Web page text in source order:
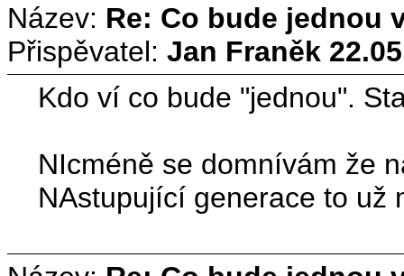
Název: Re: Co bude jednou
Přispěvatel: Jan Franěk
Kdo ví co bude "jednou".
NIcméně se domnívám že
NAstupující generace to už